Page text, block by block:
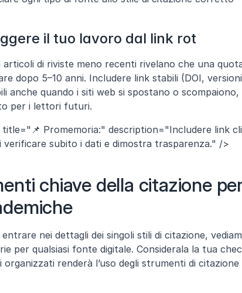
il tuo lavoro dal link rot
articoli di riviste meno recenti rivelano che una
dopo 5–10 anni. Includere link stabili (DOI,
anche quando i siti web si spostano o
per i lettori futuri.
title="📌 Promemoria:" description="Includere link
verificare subito i dati e dimostra trasparenza." />
chiave della citazione
entrare nei dettagli dei singoli stili di citazione,
per qualsiasi fonte digitale. Considerala la tua
organizzati renderà l’uso degli strumenti di